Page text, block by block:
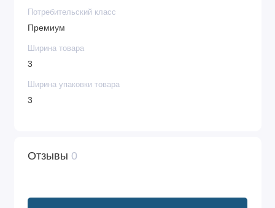
Потребительский класс
Премиум
Ширина товара
3
Ширина упаковки товара
3
Отзывы 0